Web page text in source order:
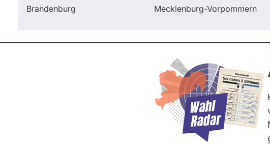
Brandenburg
Mecklenburg-Vorpommern
Startseite Frage stellen Peter Hintze Fragen und Antworten
Peter Hintze
Eva H.bezüglich